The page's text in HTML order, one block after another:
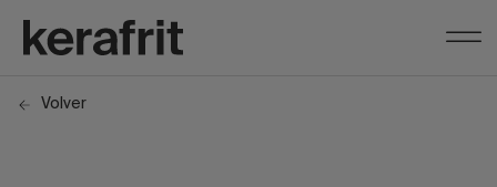
Volver